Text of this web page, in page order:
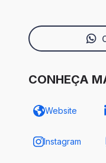
CONHEÇA
Website
Instagram